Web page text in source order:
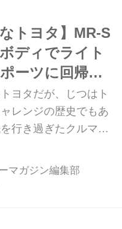
トヨタ】MR-S
ディでライト
ーツに回帰
ヨタだが、じつはト
レンジの歴史でもあ
行き過ぎたクルマか
？ と首をかしげたく
トヨタのチャレンジ
みる。第6回はMR2
マガジン編集部